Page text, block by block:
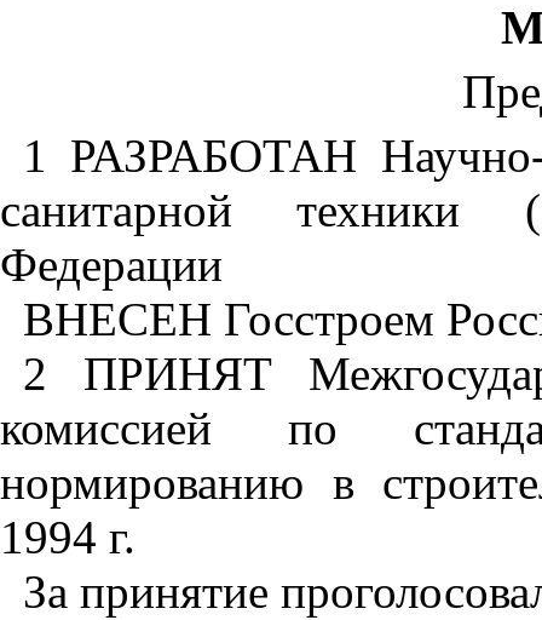
1 РАЗРАБОТАН Научно-
санитарной техники
Федерации
ВНЕСЕН Госстроем
2 ПРИНЯТ
комиссией по
нормированию в
1994 г.
За принятие